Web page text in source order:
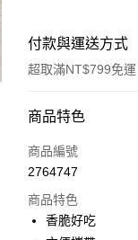
付款與運送方式
超取滿NT$799免運
付款方式
信用卡一次付款
LINE Pay
商品特色
商品編號
2764747
商品特色
香脆好吃